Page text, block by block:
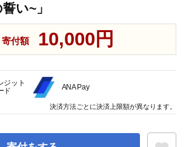
い~」
寄付額 10,000円
ジット
ド
ANA Pay
決済方法ごとに決済上限額が異なります。